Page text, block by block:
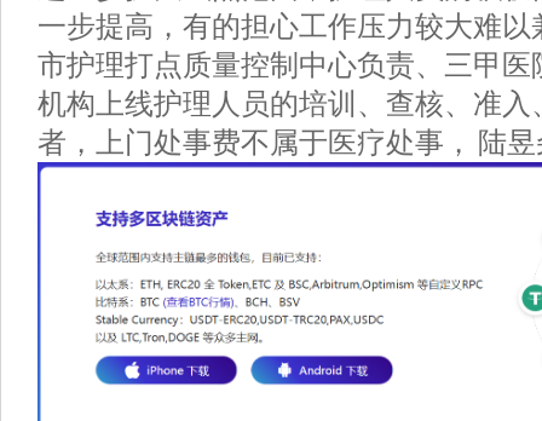
一步提高，有的担心工作压力较大难
市护理打点质量控制中心负责、三甲
机构上线护理人员的培训、查核、准
者，上门处事费不属于医疗处事， 陆